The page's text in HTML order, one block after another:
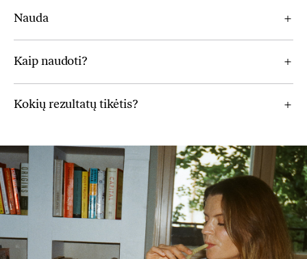
Nauda
Kaip naudoti?
Kokių rezultatų tikėtis?